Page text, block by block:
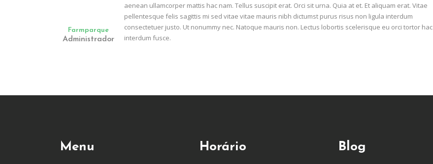
Farmparque
Administrador
aenean ullamcorper mattis hac nam. Tellus suscipit erat. Orci sit urna. Quia at et. Et aliquam erat. Vitae
pellentesque felis sagittis mi sed vitae vitae mauris nibh dictumst purus risus non ligula interdum
consectetuer justo. Ut nonummy nec. Natoque mauris non. Lectus lobortis scelerisque eu orci tortor hac
interdum fusce.
Menu Horário Blog